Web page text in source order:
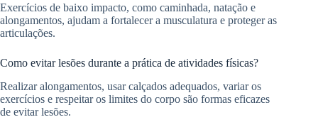
Exercícios de baixo impacto, como caminhada, natação e
alongamentos, ajudam a fortalecer a musculatura e proteger as
articulações.
Como evitar lesões durante a prática de atividades físicas?
Realizar alongamentos, usar calçados adequados, variar os
exercícios e respeitar os limites do corpo são formas eficazes
de evitar lesões.